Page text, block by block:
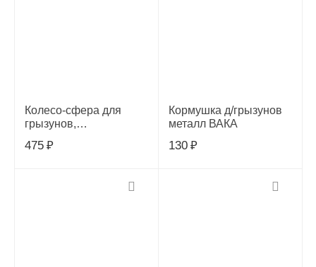
Колесо-сфера для
грызунов,
Дк06
475 ₽
Кормушка д/грызунов
металл ВАКА
130 ₽